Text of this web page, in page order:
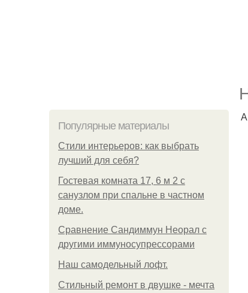
Популярные материалы
Стили интерьеров: как выбрать
лучший для себя?
Гостевая комната 17, 6 м 2 с
санузлом при спальне в частном
доме.
Сравнение Сандиммун Неорал с
другими иммуносупрессорами
Наш самодельный лофт.
Стильный ремонт в двушке - мечта